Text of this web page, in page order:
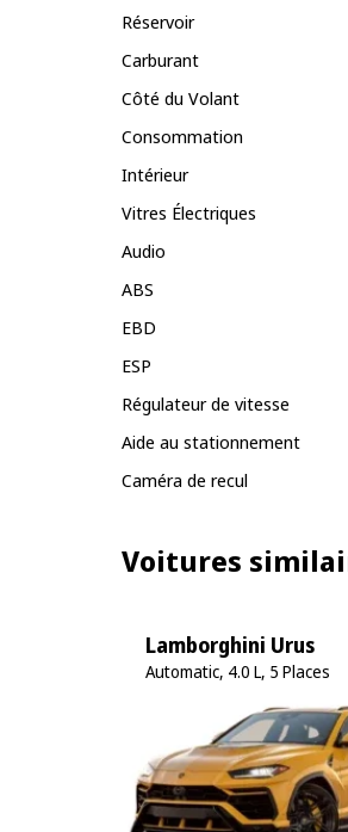
Réservoir
Carburant
Côté du Volant
Consommation
Intérieur
Vitres Électriques
Audio
ABS
EBD
ESP
Régulateur de vitesse
Aide au stationnement
Caméra de recul
Voitures
Lamborghini Urus
Automatic, 4.0 L, 5 Places